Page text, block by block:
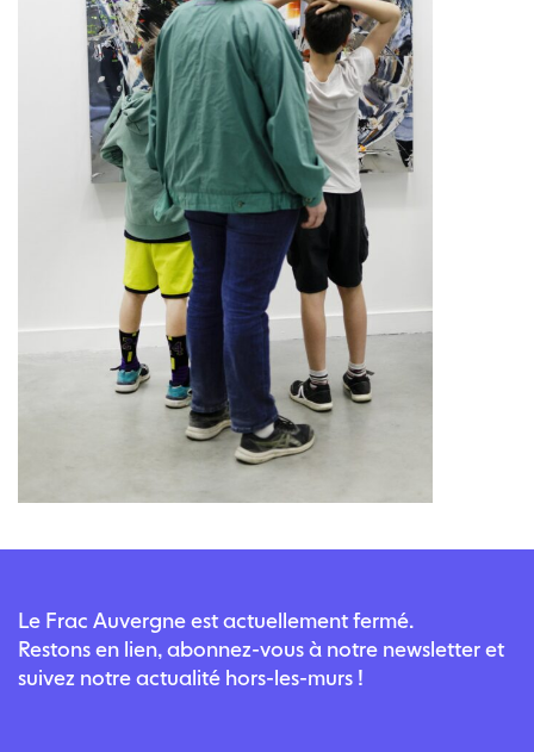
Le Frac Auvergne est actuellement fermé.
Restons en lien, abonnez-vous à notre newsletter et
suivez notre actualité hors-les-murs !